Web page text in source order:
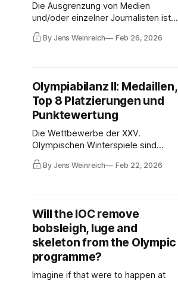
Die Ausgrenzung von Medien
und/oder einzelner Journalisten ist in
der deutschen Sportpolitik an der
Tagesordnung. Die dysfunktionale
Bundestages wird Brisantes meist in
geschlossener Sitzung verhandelt.
By Jens Weinreich Feb 26, 2026
Olympiabilanz II: Medaillen,
Top 8 Platzierungen und
Punktewertung
Die Wettbewerbe der XXV.
Olympischen Winterspiele sind
beendet. Zeit für weitere Analysen.
U. a.: Stimmt es, dass Deutschland
Abschneiden in die Geschichte der
Winterspiele seit der Deutschen
Einheit ein?
By Jens Weinreich Feb 22, 2026
Will the IOC remove
bobsleigh, luge and
skeleton from the Olympic
programme?
Imagine if that were to happen at